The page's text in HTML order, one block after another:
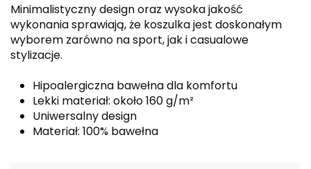
Minimalistyczny design oraz wysoka jakość
wykonania sprawiają, że koszulka jest doskonałym
wyborem zarówno na sport, jak i casualowe
stylizacje.
Hipoalergiczna bawełna dla komfortu
Lekki materiał: około 160 g/m²
Uniwersalny design
Materiał: 100% bawełna